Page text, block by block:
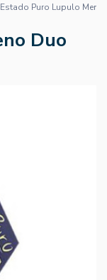
Estado Puro Lupulo
Duo